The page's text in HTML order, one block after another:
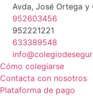
Avda, José Ortega y
952603456
952221221
633389548
Cómo colegiarse
Contacta con nosotros
Plataforma de pago